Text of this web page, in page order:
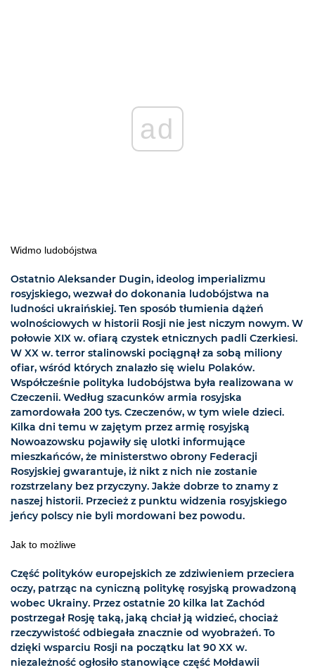
ad
Widmo ludobójstwa
Ostatnio Aleksander Dugin, ideolog imperializmu
rosyjskiego, wezwał do dokonania ludobójstwa na
ludności ukraińskiej. Ten sposób tłumienia dążeń
wolnościowych w historii Rosji nie jest niczym nowym. W
połowie XIX w. ofiarą czystek etnicznych padli Czerkiesi.
W XX w. terror stalinowski pociągnął za sobą miliony
ofiar, wśród których znalazło się wielu Polaków.
Współcześnie polityka ludobójstwa była realizowana w
Czeczenii. Według szacunków armia rosyjska
zamordowała 200 tys. Czeczenów, w tym wiele dzieci.
Kilka dni temu w zajętym przez armię rosyjską
Nowoazowsku pojawiły się ulotki informujące
mieszkańców, że ministerstwo obrony Federacji
Rosyjskiej gwarantuje, iż nikt z nich nie zostanie
rozstrzelany bez przyczyny. Jakże dobrze to znamy z
naszej historii. Przecież z punktu widzenia rosyjskiego
jeńcy polscy nie byli mordowani bez powodu.
Jak to możliwe
Część polityków europejskich ze zdziwieniem przeciera
oczy, patrząc na cyniczną politykę rosyjską prowadzoną
wobec Ukrainy. Przez ostatnie 20 kilka lat Zachód
postrzegał Rosję taką, jaką chciał ją widzieć, chociaż
rzeczywistość odbiegała znacznie od wyobrażeń. To
dzięki wsparciu Rosji na początku lat 90 XX w.
niezależność ogłosiło stanowiące część Mołdawii